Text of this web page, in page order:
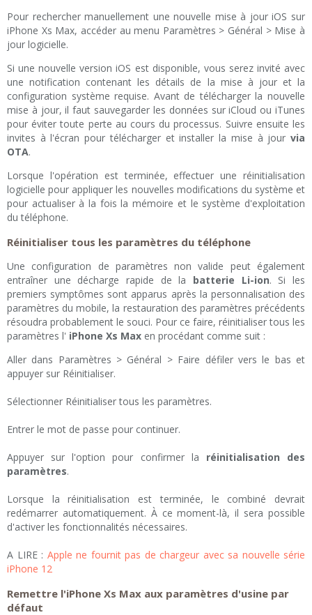
Pour rechercher manuellement une nouvelle mise à jour iOS sur
iPhone Xs Max, accéder au menu Paramètres > Général > Mise à
jour logicielle.
Si une nouvelle version iOS est disponible, vous serez invité avec
une notification contenant les détails de la mise à jour et la
configuration système requise. Avant de télécharger la nouvelle
mise à jour, il faut sauvegarder les données sur iCloud ou iTunes
pour éviter toute perte au cours du processus. Suivre ensuite les
invites à l'écran pour télécharger et installer la mise à jour via
OTA.
Lorsque l'opération est terminée, effectuer une réinitialisation
logicielle pour appliquer les nouvelles modifications du système et
pour actualiser à la fois la mémoire et le système d'exploitation
du téléphone.
Réinitialiser tous les paramètres du téléphone
Une configuration de paramètres non valide peut également
entraîner une décharge rapide de la batterie Li-ion. Si les
premiers symptômes sont apparus après la personnalisation des
paramètres du mobile, la restauration des paramètres précédents
résoudra probablement le souci. Pour ce faire, réinitialiser tous les
paramètres l' iPhone Xs Max en procédant comme suit :
Aller dans Paramètres > Général > Faire défiler vers le bas et
appuyer sur Réinitialiser.
Sélectionner Réinitialiser tous les paramètres.
Entrer le mot de passe pour continuer.
Appuyer sur l'option pour confirmer la réinitialisation des
paramètres.
Lorsque la réinitialisation est terminée, le combiné devrait
redémarrer automatiquement. À ce moment-là, il sera possible
d'activer les fonctionnalités nécessaires.
A LIRE : Apple ne fournit pas de chargeur avec sa nouvelle série
iPhone 12
Remettre l'iPhone Xs Max aux paramètres d'usine par
défaut